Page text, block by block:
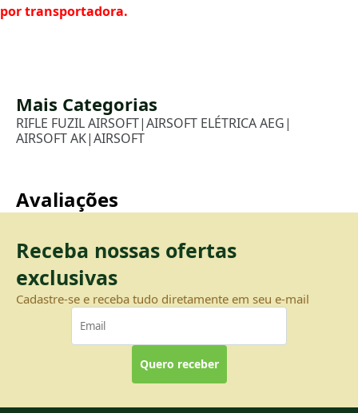
por transportadora.
Mais Categorias
RIFLE FUZIL AIRSOFT|AIRSOFT ELÉTRICA AEG|
AIRSOFT AK|AIRSOFT
Avaliações
Receba nossas ofertas
exclusivas
Cadastre-se e receba tudo diretamente em seu e-mail
Quero receber